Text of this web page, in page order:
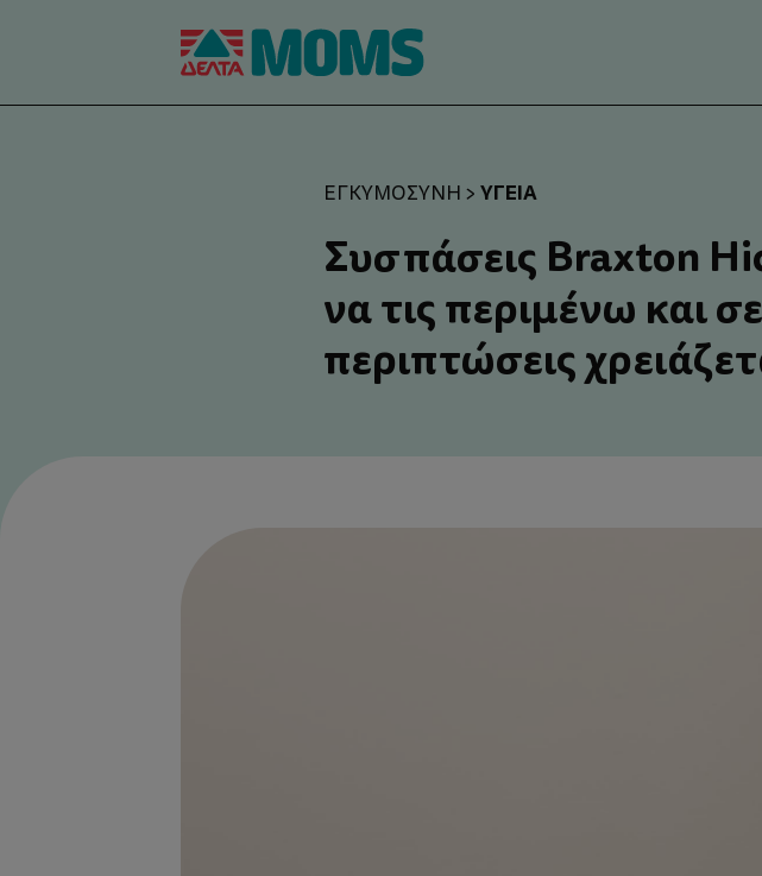
ΕΓΚΥΜΟΣΎΝΗ > ΥΓΕΊΑ
Συσπάσεις Braxton
να τις περιμένω και
περιπτώσεις